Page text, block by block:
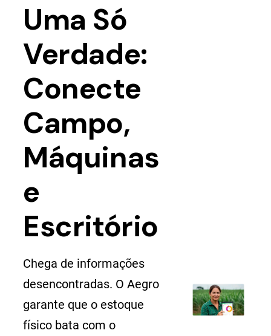
Uma Só
Verdade:
Conecte
Campo,
Máquinas
e
Escritório
Chega de informações
desencontradas. O Aegro
garante que o estoque
físico bata com o